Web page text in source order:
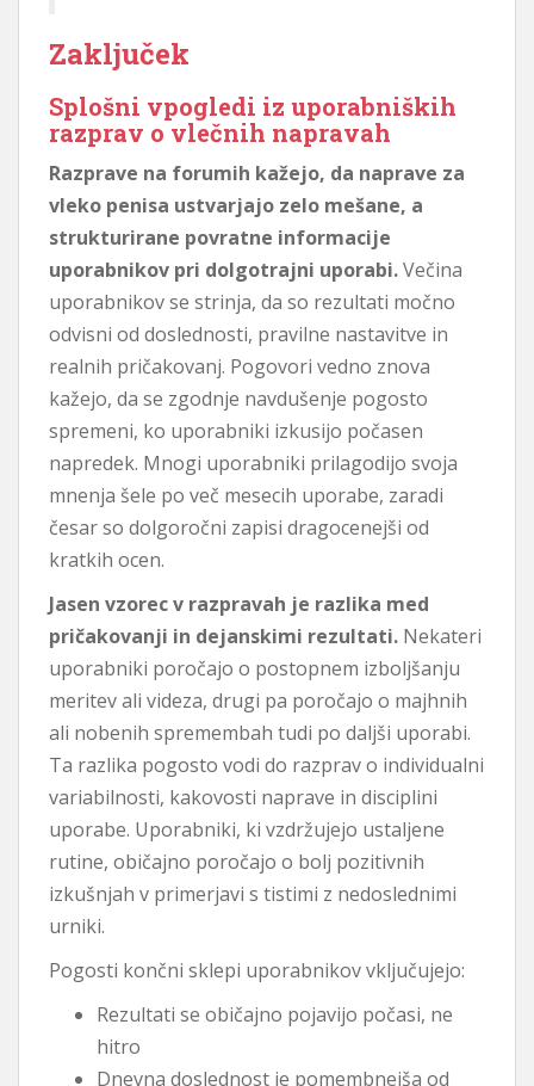
Zaključek
Splošni vpogledi iz uporabniških
razprav o vlečnih napravah
Razprave na forumih kažejo, da naprave za
vleko penisa ustvarjajo zelo mešane, a
strukturirane povratne informacije
uporabnikov pri dolgotrajni uporabi.Večina
uporabnikov se strinja, da so rezultati močno
odvisni od doslednosti, pravilne nastavitve in
realnih pričakovanj. Pogovori vedno znova
kažejo, da se zgodnje navdušenje pogosto
spremeni, ko uporabniki izkusijo počasen
napredek. Mnogi uporabniki prilagodijo svoja
mnenja šele po več mesecih uporabe, zaradi
česar so dolgoročni zapisi dragocenejši od
kratkih ocen.
Jasen vzorec v razpravah je razlika med
pričakovanji in dejanskimi rezultati. Nekateri
uporabniki poročajo o postopnem izboljšanju
meritev ali videza, drugi pa poročajo o majhnih
ali nobenih spremembah tudi po daljši uporabi.
Ta razlika pogosto vodi do razprav o individualni
variabilnosti, kakovosti naprave in disciplini
uporabe. Uporabniki, ki vzdržujejo ustaljene
rutine, običajno poročajo o bolj pozitivnih
izkušnjah v primerjavi s tistimi z nedoslednimi
urniki.
Pogosti končni sklepi uporabnikov vključujejo:
Rezultati se običajno pojavijo počasi, ne
hitro
Dnevna doslednost je pomembnejša od